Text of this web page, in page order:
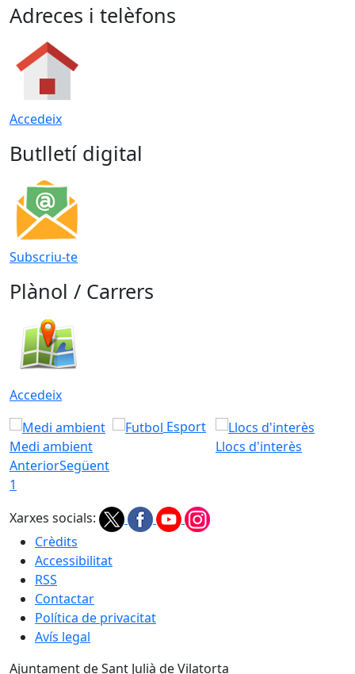
Adreces i telèfons
Accedeix
Butlletí digital
Subscriu-te
Plànol / Carrers
Accedeix
Medi ambient
Esport
Llocs d'interès
AnteriorSegüent
1
Xarxes socials:
Crèdits
Accessibilitat
RSS
Contactar
Política de privacitat
Avís legal
Ajuntament de Sant Julià de Vilatorta